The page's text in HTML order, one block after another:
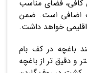
فضای مناسب
اضافی است. ضمن
اقلیمی خواهد داشت.
باغچه در کف بام
و دقیق تر از باغچه